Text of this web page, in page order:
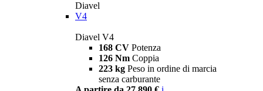
Diavel
V4
Diavel V4
168 CV Potenza
126 Nm Coppia
223 kg Peso in ordine di marcia
senza carburante